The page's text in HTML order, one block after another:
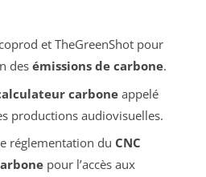
et TheGreenShot pour
des émissions de carbone.
carboneappelé
productions audiovisuelles.
réglementation du CNC
pour l’accès aux